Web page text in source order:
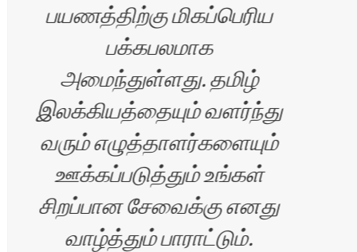
பயணத்திற்கு மிகப்பெரிய
பக்கபலமாக
அமைந்துள்ளது. தமிழ்
இலக்கியத்தையும் வளர்ந்து
வரும் எழுத்தாளர்களையும்
ஊக்கப்படுத்தும் உங்கள்
சிறப்பான சேவைக்கு எனது
வாழ்த்தும் பாராட்டும்.